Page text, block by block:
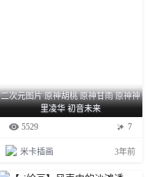
二次元图片 原神胡桃 原神甘雨 原神神
里凌华 初音未来
5529
7
米卡插画 3年前